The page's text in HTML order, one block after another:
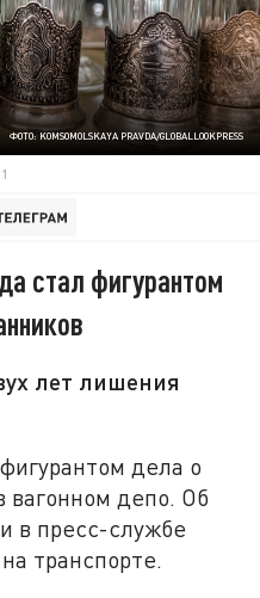
ФОТО: KOMSOMOLSKAYA PRAVDA/GLOBALLOOKPRESS
стал фигурантом
лет лишения
дела о
вагонном депо. Об
в пресс-службе
транспорте.